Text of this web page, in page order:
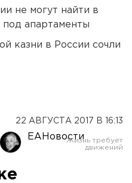
не могут найти в
под апартаменты
казни в России сочли
22 АВГУСТА 2017 В 16:13
ЕАНовости